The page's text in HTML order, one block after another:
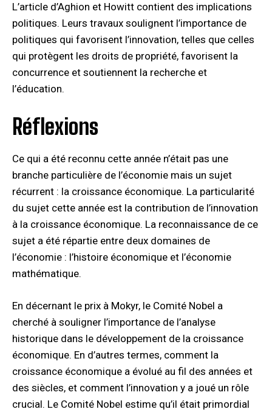
L’article d’Aghion et Howitt contient des implications
politiques. Leurs travaux soulignent l’importance de
politiques qui favorisent l’innovation, telles que celles
qui protègent les droits de propriété, favorisent la
concurrence et soutiennent la recherche et
l’éducation.
Réflexions
Ce qui a été reconnu cette année n’était pas une
branche particulière de l’économie mais un sujet
récurrent : la croissance économique. La particularité
du sujet cette année est la contribution de l’innovation
à la croissance économique. La reconnaissance de ce
sujet a été répartie entre deux domaines de
l’économie : l’histoire économique et l’économie
mathématique.
En décernant le prix à Mokyr, le Comité Nobel a
cherché à souligner l’importance de l’analyse
historique dans le développement de la croissance
économique. En d’autres termes, comment la
croissance économique a évolué au fil des années et
des siècles, et comment l’innovation y a joué un rôle
crucial. Le Comité Nobel estime qu’il était primordial